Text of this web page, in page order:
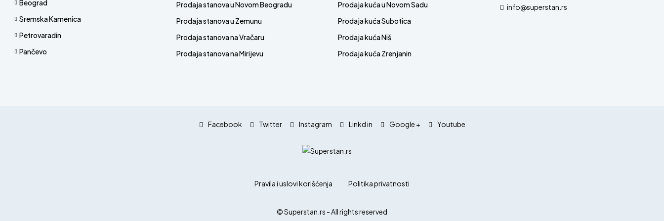
Beograd
Sremska Kamenica
Petrovaradin
Pančevo
Prodaja stanova u Novom Beogradu
Prodaja stanova u Zemunu
Prodaja stanova na Vračaru
Prodaja stanova na Mirijevu
Prodaja kuća u Novom Sadu
Prodaja kuća Subotica
Prodaja kuća Niš
Prodaja kuća Zrenjanin
info@superstan.rs
Facebook Twitter Instagram Linkd in Google + Youtube
Pravila i uslovi korišćenja Politika privatnosti
© Superstan.rs - All rights reserved